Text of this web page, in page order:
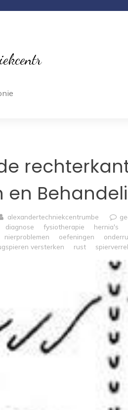
en
alexandertechniekcentrumbe
diagnose fysiotherapie hernia's
nierproblemen oefeningen
versterken rust